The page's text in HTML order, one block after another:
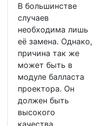
В большинстве
случаев
необходима лишь
её замена. Однако,
причина так же
может быть в
модуле балласта
проектора. Он
должен быть
высокого